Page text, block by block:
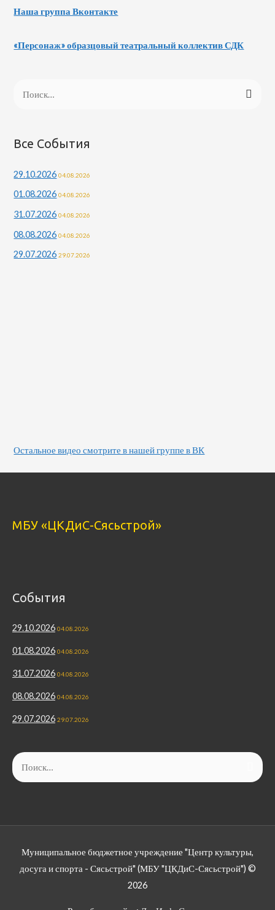
Наша группа Вконтакте
«Персонаж» образцовый театральный коллектив СДК
т
:
Все События
29.10.2026 04.08.2026
01.08.2026 04.08.2026
31.07.2026 04.08.2026
08.08.2026 04.08.2026
29.07.2026 29.07.2026
Остальное видео смотрите в нашей группе в ВК
МБУ «ЦКДиС-Сясьстрой»
События
29.10.2026 04.08.2026
01.08.2026 04.08.2026
31.07.2026 04.08.2026
08.08.2026 04.08.2026
29.07.2026 29.07.2026
Найти:
Муниципальное бюджетное учреждение "Центр культуры,
досуга и спорта - Сясьстрой" (МБУ "ЦКДиС-Сясьстрой") ©
2026